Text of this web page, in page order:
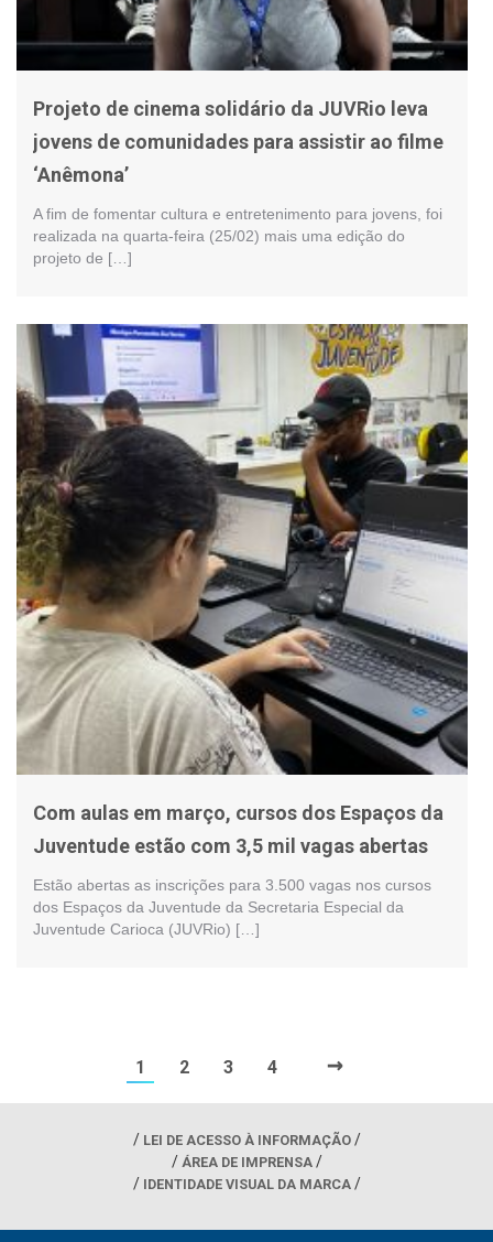
Projeto de cinema solidário da JUVRio leva
jovens de comunidades para assistir ao filme
‘Anêmona’
A fim de fomentar cultura e entretenimento para jovens, foi
realizada na quarta-feira (25/02) mais uma edição do
projeto de […]
Com aulas em março, cursos dos Espaços da
Juventude estão com 3,5 mil vagas abertas
Estão abertas as inscrições para 3.500 vagas nos cursos
dos Espaços da Juventude da Secretaria Especial da
Juventude Carioca (JUVRio) […]
1 2 3 4 →
LEI DE ACESSO À INFORMAÇÃO
ÁREA DE IMPRENSA
IDENTIDADE VISUAL DA MARCA